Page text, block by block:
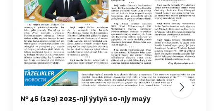
№ 46 (129) 2025-nji ýylyň 10-njy maýy